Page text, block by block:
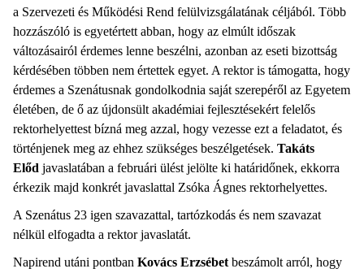
a Szervezeti és Működési Rend felülvizsgálatának céljából. Több
hozzászóló is egyetértett abban, hogy az elmúlt időszak
változásairól érdemes lenne beszélni, azonban az eseti bizottság
kérdésében többen nem értettek egyet. A rektor is támogatta, hogy
érdemes a Szenátusnak gondolkodnia saját szerepéről az Egyetem
életében, de ő az újdonsült akadémiai fejlesztésekért felelős
rektorhelyettest bízná meg azzal, hogy vezesse ezt a feladatot, és
történjenek meg az ehhez szükséges beszélgetések. Takáts
Előd javaslatában a februári ülést jelölte ki határidőnek, ekkorra
érkezik majd konkrét javaslattal Zsóka Ágnes rektorhelyettes.
A Szenátus 23 igen szavazattal, tartózkodás és nem szavazat
nélkül elfogadta a rektor javaslatát.
Napirend utáni pontban Kovács Erzsébet beszámolt arról, hogy